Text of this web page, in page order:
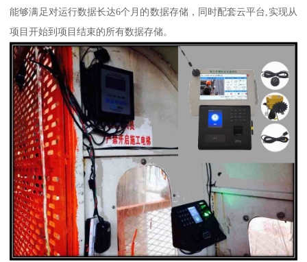
能够满足对运行数据长达6个月的数据存储，同时配套云平台,实现从
项目开始到项目结束的所有数据存储。